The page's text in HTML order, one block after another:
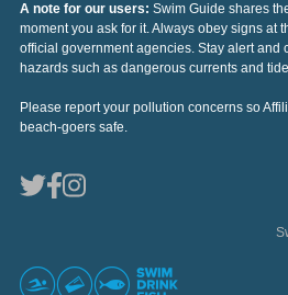
A note for our users: Swim Guide shares
moment you ask for it. Always obey signs at
official government agencies. Stay alert and
hazards such as dangerous currents and
Please report your pollution concerns so
beach-goers safe.